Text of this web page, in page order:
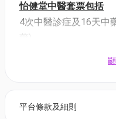
怡健堂中醫套票包括
4次中醫診症及16天中
藥)
地。
平台條款及細則